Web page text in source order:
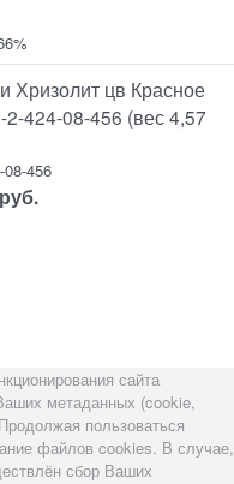
Хризолит цв Красное
2-424-08-456 (вес 4,57
08-456
руб.
сайта
метаданных (cookie,
пользоваться
файлов cookies. В случае,
сбор Ваших